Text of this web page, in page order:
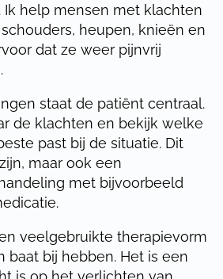
Ik help mensen met klachten
heupen, knieën en
dat ze weer pijnvrij
staat de patiënt centraal.
de klachten en bekijk welke
past bij de situatie. Dit
maar ook een
met bijvoorbeeld
veelgebruikte therapievorm
baat bij hebben. Het is een